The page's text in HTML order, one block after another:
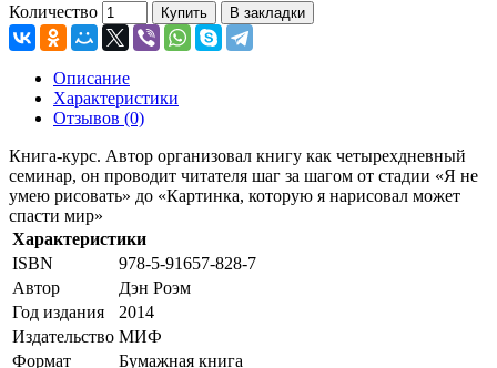
Количество Купить В закладки
Описание
Характеристики
Отзывов (0)
Книга-курс. Автор организовал книгу как четырехдневный
семинар, он проводит читателя шаг за шагом от стадии «Я не
умею рисовать» до «Картинка, которую я нарисовал может
спасти мир»
Характеристики
ISBN
978-5-91657-828-7
Автор
Дэн Роэм
Год издания
2014
Издательство МИФ
Формат
Бумажная книга